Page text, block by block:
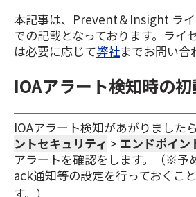
本記事は、Prevent＆Insight ラ
での記載となっております。ライ
は必要に応じて弊社までお問い合
IOAアラート検知時の初
IOAアラート検知があがりました
ントセキュリティ > エンドポイン
アラートを確認をします。（※予
ack通知等の設定を行っておくこ
す。）